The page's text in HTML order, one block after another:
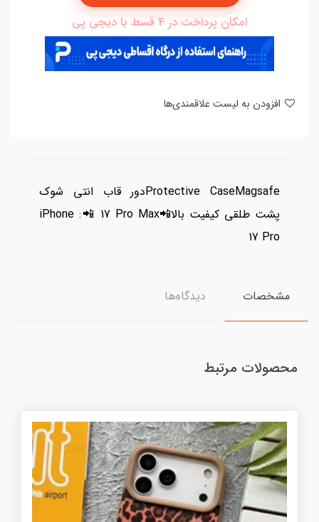
امکان پرداخت در 4 قسط با دیجی پی
Protective CaseMagsafeدور قاب انتی شوک
پشت طلقی کیفیت بالاiPhone :📲 17 Pro Max📲
17 Pro
مشخصات دیدگاه‌ها
محصولات مرتبط